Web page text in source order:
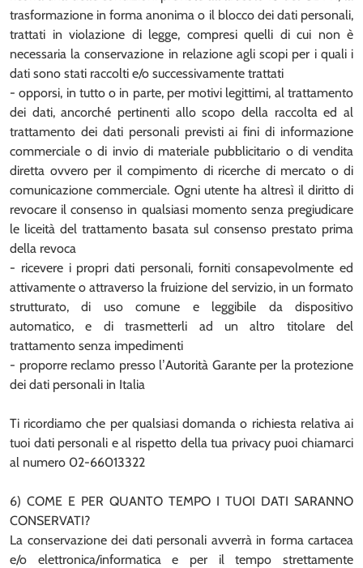
trasformazione in forma anonima o il blocco dei dati personali,
trattati in violazione di legge, compresi quelli di cui non è
necessaria la conservazione in relazione agli scopi per i quali i
dati sono stati raccolti e/o successivamente trattati
- opporsi, in tutto o in parte, per motivi legittimi, al trattamento
dei dati, ancorché pertinenti allo scopo della raccolta ed al
trattamento dei dati personali previsti ai fini di informazione
commerciale o di invio di materiale pubblicitario o di vendita
diretta ovvero per il compimento di ricerche di mercato o di
comunicazione commerciale. Ogni utente ha altresì il diritto di
revocare il consenso in qualsiasi momento senza pregiudicare
le liceità del trattamento basata sul consenso prestato prima
della revoca
- ricevere i propri dati personali, forniti consapevolmente ed
attivamente o attraverso la fruizione del servizio, in un formato
strutturato, di uso comune e leggibile da dispositivo
automatico, e di trasmetterli ad un altro titolare del
trattamento senza impedimenti
- proporre reclamo presso l’Autorità Garante per la protezione
dei dati personali in Italia
Ti ricordiamo che per qualsiasi domanda o richiesta relativa ai
tuoi dati personali e al rispetto della tua privacy puoi chiamarci
al numero 02-66013322
6) COME E PER QUANTO TEMPO I TUOI DATI SARANNO
CONSERVATI?
La conservazione dei dati personali avverrà in forma cartacea
e/o elettronica/informatica e per il tempo strettamente